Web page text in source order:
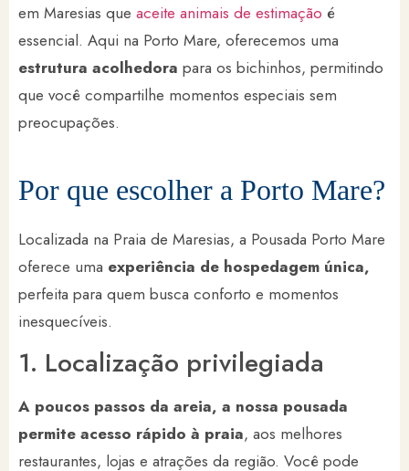
em Maresias que aceite animais de estimação é
essencial. Aqui na Porto Mare, oferecemos uma
estrutura acolhedora para os bichinhos, permitindo
que você compartilhe momentos especiais sem
preocupações.
Por que escolher a Porto Mare?
Localizada na Praia de Maresias, a Pousada Porto Mare
oferece uma experiência de hospedagem única,
perfeita para quem busca conforto e momentos
inesquecíveis.
1. Localização privilegiada
A poucos passos da areia, a nossa pousada
permite acesso rápido à praia, aos melhores
restaurantes, lojas e atrações da região. Você pode